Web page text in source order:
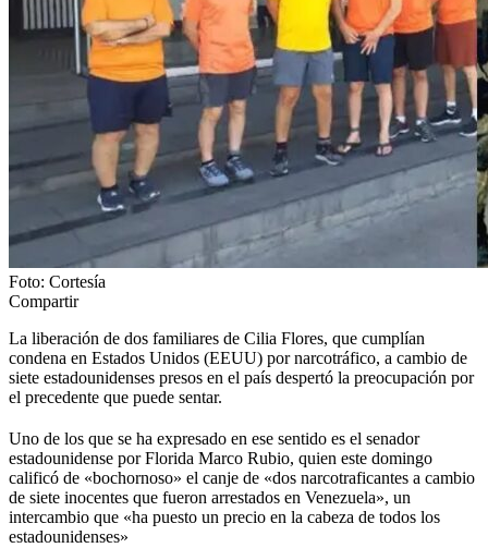
Foto: Cortesía
Compartir
La liberación de dos familiares de Cilia Flores, que cumplían
condena en Estados Unidos (EEUU) por narcotráfico, a cambio de
siete estadounidenses presos en el país despertó la preocupación por
el precedente que puede sentar.
Uno de los que se ha expresado en ese sentido es el senador
estadounidense por Florida Marco Rubio, quien este domingo
calificó de «bochornoso» el canje de «dos narcotraficantes a cambio
de siete inocentes que fueron arrestados en Venezuela», un
intercambio que «ha puesto un precio en la cabeza de todos los
estadounidenses»